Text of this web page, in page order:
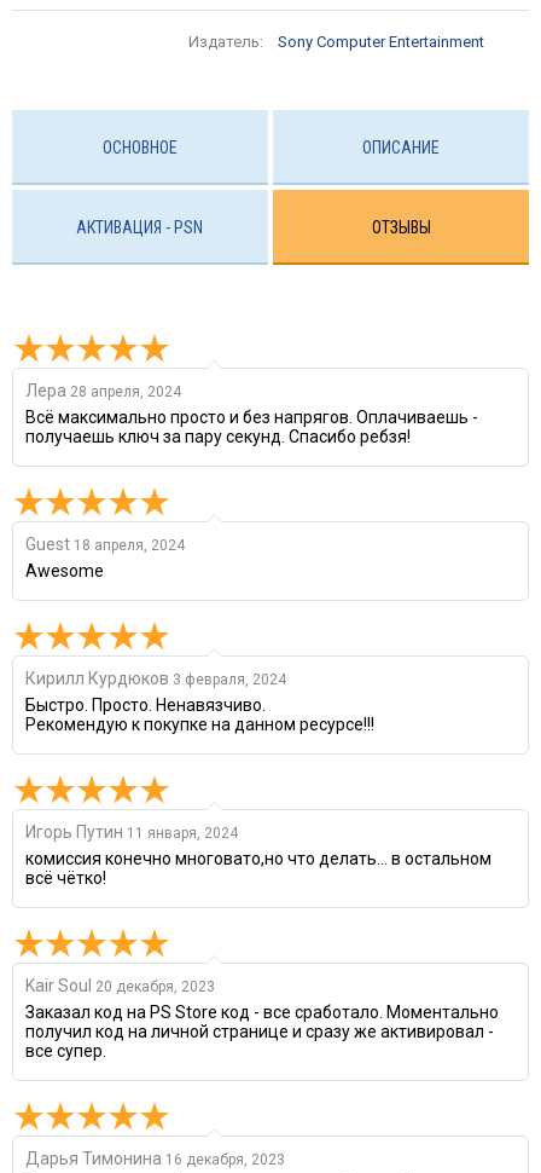
Издатель: Sony Computer Entertainment
ОСНОВНОЕ ОПИСАНИЕ
АКТИВАЦИЯ - PSN ОТЗЫВЫ
Лера 28 апреля, 2024
Всё максимально просто и без напрягов. Оплачиваешь -
получаешь ключ за пару секунд. Спасибо ребзя!
Guest 18 апреля, 2024
Awesome
Кирилл Курдюков 3 февраля, 2024
Быстро. Просто. Ненавязчиво.
Рекомендую к покупке на данном ресурсе!!!
Игорь Путин 11 января, 2024
комиссия конечно многовато,но что делать... в остальном
всё чётко!
Kair Soul 20 декабря, 2023
Заказал код на PS Store код - все сработало. Моментально
получил код на личной странице и сразу же активировал -
все супер.
Дарья Тимонина 16 декабря, 2023